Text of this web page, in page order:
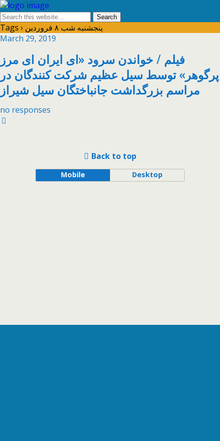
Tags › پنجشنبه شب ۸ فروردین
March 29, 2019
فیلم / خواندن سرود «ای ایران ای مرز
پرگوهر» توسط سیل عظیم شرکت کنندگان در
مراسم بزرگداشت جانباختگان سیل شیراز
no responses
Back to top
Mobile Desktop